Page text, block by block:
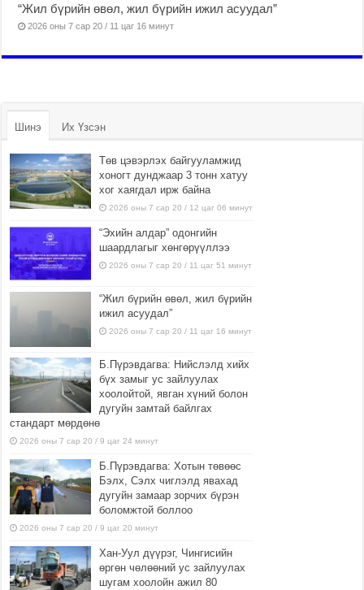
“Жил бүрийн өвөл, жил бүрийн ижил асуудал”
2026 оны 7 сар 20 / 11 цаг 16 минут
Шинэ Их Үзсэн
Төв цэвэрлэх байгууламжид
хоногт дунджаар 3 тонн хатуу
хог хаягдал ирж байна
2026 оны 7 сар 20 / 12 цаг 06 минут
“Эхийн алдар” одонгийн
шаардлагыг хөнгөрүүллээ
2026 оны 7 сар 20 / 11 цаг 51 минут
“Жил бүрийн өвөл, жил бүрийн
ижил асуудал”
2026 оны 7 сар 20 / 11 цаг 16 минут
Б.Пүрэвдагва: Нийслэлд хийх
бүх замыг ус зайлуулах
хоолойтой, явган хүний болон
дугуйн замтай байлгах
стандарт мөрдөнө
2026 оны 7 сар 20 / 9 цаг 24 минут
Б.Пүрэвдагва: Хотын төвөөс
Бэлх, Сэлх чиглэлд явахад
дугуйн замаар зорчих бүрэн
боломжтой боллоо
2026 оны 7 сар 20 / 9 цаг 20 минут
Хан-Уул дүүрэг, Чингисийн
өргөн чөлөөний ус зайлуулах
шугам хоолойн ажил 80